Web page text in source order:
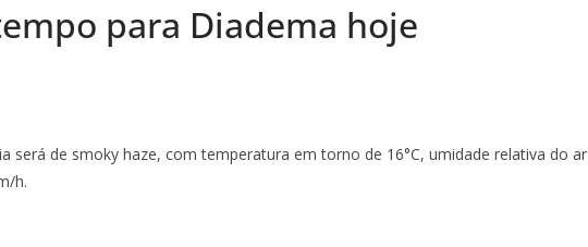
para Diadema hoje
será de smoky haze, com temperatura em torno de 16°C, umidade relativa do ar
h.